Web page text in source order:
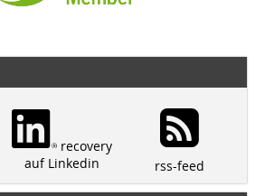
recovery
auf Linkedin
rss-feed